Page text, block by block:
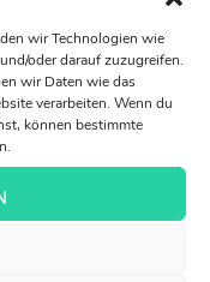
wir Technologien wie
oder darauf zuzugreifen.
wir Daten wie das
verarbeiten. Wenn du
können bestimmte
mit